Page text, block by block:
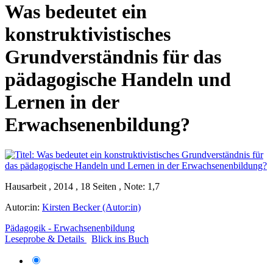
Was bedeutet ein
konstruktivistisches
Grundverständnis für das
pädagogische Handeln und
Lernen in der
Erwachsenenbildung?
Hausarbeit , 2014 , 18 Seiten , Note: 1,7
Autor:in: Kirsten Becker (Autor:in)
Pädagogik - Erwachsenenbildung
Leseprobe & Details
Blick ins Buch